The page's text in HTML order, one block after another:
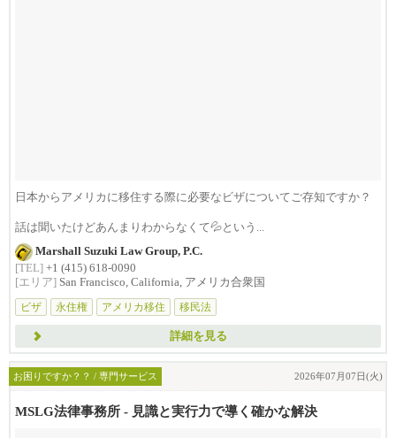
日本からアメリカに移住する際に必要なビザについてご存知ですか？
話は聞いたけどあんまりわからなくて💦という...
Marshall Suzuki Law Group, P.C.
[TEL] +1 (415) 618-0090
[エリア] San Francisco, California, アメリカ合衆国
ビザ
永住権 アメリカ移住 移民法
詳細を見る
お困りですか？？ / 専門サービス 2026年07月07日(火)
MSLG法律事務所 - 見識と実行力で導く確かな解決